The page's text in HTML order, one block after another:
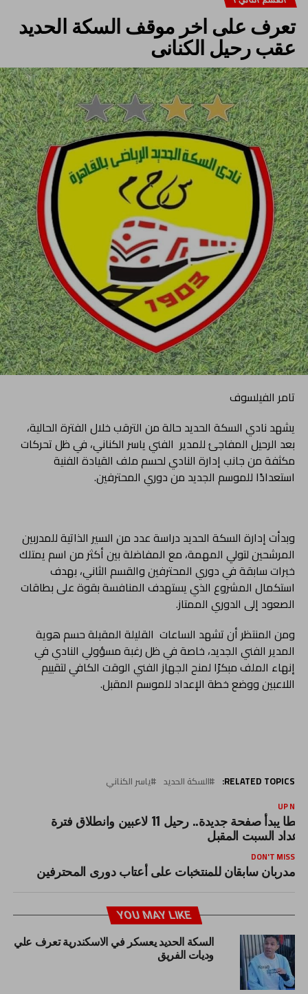
تعرف على اخر موقف السكة الحديد
عقب رحيل الكنانى
تامر الفيلسوف
يشهد نادي السكة الحديد حالة من الترقب خلال الفترة الحالية،
بعد الرحيل المفاجئ للمدير الفني ياسر الكناني، في ظل تحركات
مكثفة من جانب إدارة النادي لحسم ملف القيادة الفنية
استعدادًا للموسم الجديد من دوري المحترفين.
وبدأت إدارة السكة الحديد دراسة عدد من السير الذاتية للمدربين
المرشحين لتولي المهمة، مع المفاضلة بين أكثر من اسم يمتلك
خبرات سابقة في دوري المحترفين والقسم الثاني، بهدف
استكمال المشروع الذي يستهدف المنافسة بقوة على بطاقات
الصعود إلى الدوري الممتاز.
ومن المنتظر أن تشهد الساعات القليلة المقبلة حسم هوية
المدير الفني الجديد، خاصة في ظل رغبة مسؤولي النادي في
إنهاء الملف مبكرًا لمنح الجهاز الفني الوقت الكافي لتقييم
اللاعبين ووضع خطة الإعداد للموسم المقبل.
RELATED TOPICS: السكة الحديد ياسر الكناني
UP
طنطا يبدأ صفحة جديدة.. رحيل 11 لاعبين وانطلاق فترة
السبت المقبل
DON'T MISS
مدربان سابقان للمنتخبات على أعتاب دورى المحترفين
YOU MAY LIKE
السكة الحديد يعسكر في الاسكندرية تعرف علي
وديات الفريق